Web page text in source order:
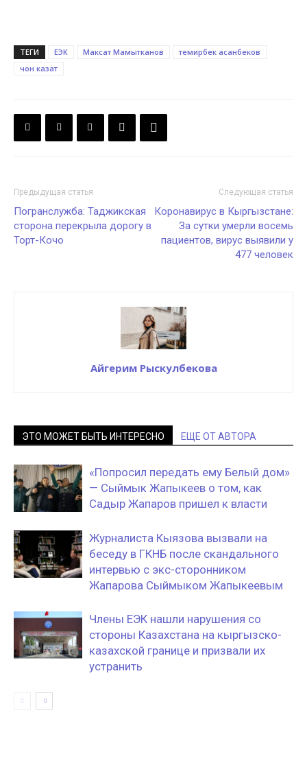
ТЕГИ ЕЭК Максат Мамытканов
темирбек асанбеков
чон казат
Предыдущая статья
Погранслужба: Таджикская
сторона перекрыла дорогу в
Торт-Кочо
Следующая статья
Коронавирус в Кыргызстане:
За сутки умерли восемь
пациентов, вирус выявили у
477 человек
Айгерим Рыскулбекова
ЭТО МОЖЕТ БЫТЬ ИНТЕРЕСНО ЕЩЕ ОТ АВТОРА
«Попросил передать ему Белый дом»
— Сыймык Жапыкеев о том, как
Садыр Жапаров пришел к власти
Журналиста Кыязова вызвали на
беседу в ГКНБ после скандального
интервью с экс-сторонником
Жапарова Сыймыком Жапыкеевым
Члены ЕЭК нашли нарушения со
стороны Казахстана на кыргызско-
казахской границе и призвали их
устранить